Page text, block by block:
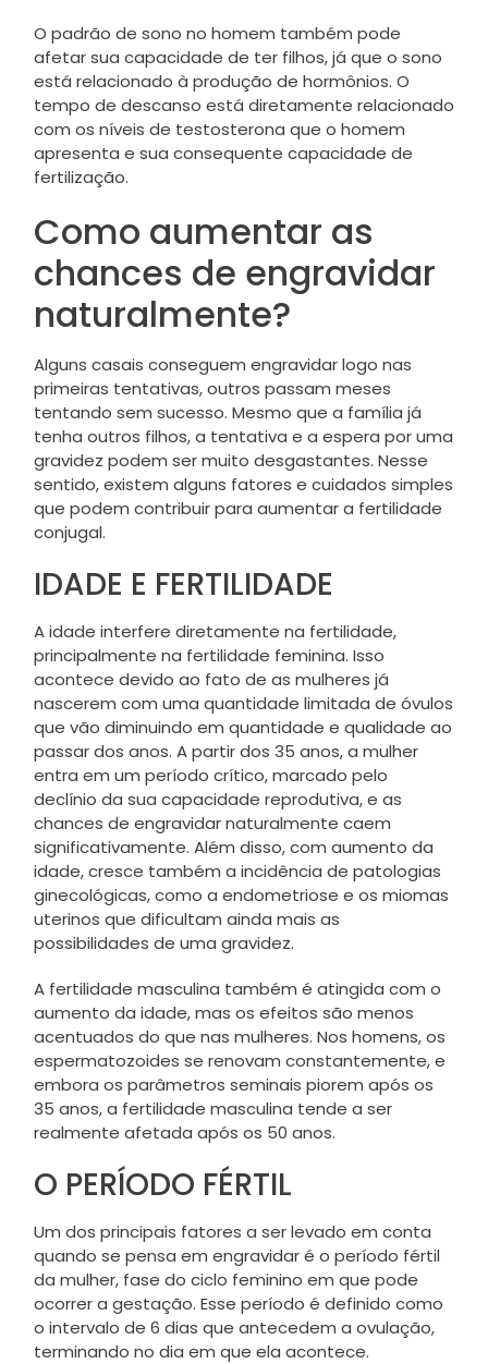
O padrão de sono no homem também pode
afetar sua capacidade de ter filhos, já que o sono
está relacionado à produção de hormônios. O
tempo de descanso está diretamente relacionado
com os níveis de testosterona que o homem
apresenta e sua consequente capacidade de
fertilização.
Como aumentar as
chances de engravidar
naturalmente?
Alguns casais conseguem engravidar logo nas
primeiras tentativas, outros passam meses
tentando sem sucesso. Mesmo que a família já
tenha outros filhos, a tentativa e a espera por uma
gravidez podem ser muito desgastantes. Nesse
sentido, existem alguns fatores e cuidados simples
que podem contribuir para aumentar a fertilidade
conjugal.
IDADE E FERTILIDADE
A idade interfere diretamente na fertilidade,
principalmente na fertilidade feminina. Isso
acontece devido ao fato de as mulheres já
nascerem com uma quantidade limitada de óvulos
que vão diminuindo em quantidade e qualidade ao
passar dos anos. A partir dos 35 anos, a mulher
entra em um período crítico, marcado pelo
declínio da sua capacidade reprodutiva, e as
chances de engravidar naturalmente caem
significativamente. Além disso, com aumento da
idade, cresce também a incidência de patologias
ginecológicas, como a endometriose e os miomas
uterinos que dificultam ainda mais as
possibilidades de uma gravidez.
A fertilidade masculina também é atingida com o
aumento da idade, mas os efeitos são menos
acentuados do que nas mulheres. Nos homens, os
espermatozoides se renovam constantemente, e
embora os parâmetros seminais piorem após os
35 anos, a fertilidade masculina tende a ser
realmente afetada após os 50 anos.
O PERÍODO FÉRTIL
Um dos principais fatores a ser levado em conta
quando se pensa em engravidar é o período fértil
da mulher, fase do ciclo feminino em que pode
ocorrer a gestação. Esse período é definido como
o intervalo de 6 dias que antecedem a ovulação,
terminando no dia em que ela acontece.